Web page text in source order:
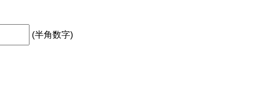
(半角数字)